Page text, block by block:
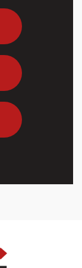
шаг из
в 15
63
сообщил,
удары по